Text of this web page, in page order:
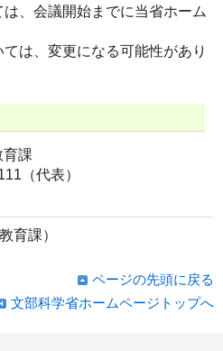
は、会議開始までに当省ホーム
ては、変更になる可能性があり
課
（代表）
育課）
ページの先頭に戻る
文部科学省ホームページトップへ